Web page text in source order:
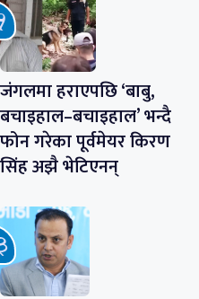
जंगलमा हराएपछि ‘बाबु,
बचाइहाल–बचाइहाल’ भन्दै
फोन गरेका पूर्वमेयर किरण
सिंह अझै भेटिएनन्